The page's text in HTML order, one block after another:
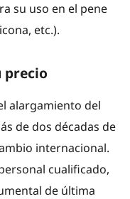
su uso en el pene
etc.).
precio
alargamiento del
de dos décadas de
internacional.
cualificado,
de última